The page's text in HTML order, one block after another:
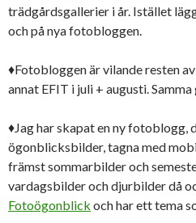
trädgårdsgallerier i år. Istället
och på nya fotobloggen.
♦Fotobloggen är vilande resten
annat EFIT i juli + augusti.
♦Jag har skapat en ny fotoblogg,
ögonblicksbilder, tagna med
främst sommarbilder och
vardagsbilder och djurbilder då
Fotoögonblick och har ett tema